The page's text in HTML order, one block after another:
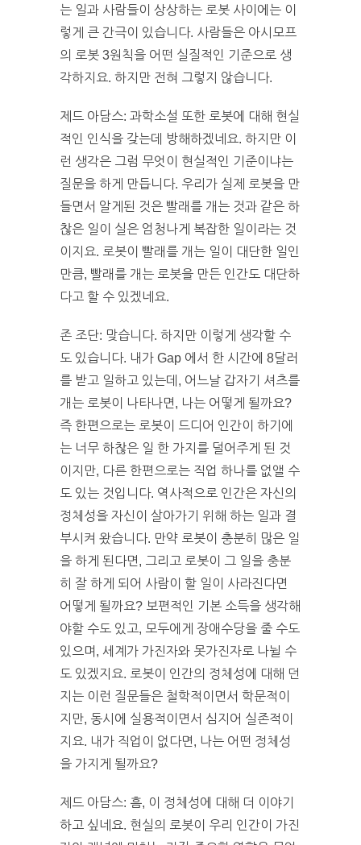
는 일과 사람들이 상상하는 로봇 사이에는 이
렇게 큰 간극이 있습니다. 사람들은 아시모프
의 로봇 3원칙을 어떤 실질적인 기준으로 생
각하지요. 하지만 전혀 그렇지 않습니다.
제드 아담스: 과학소설 또한 로봇에 대해 현실
적인 인식을 갖는데 방해하겠네요. 하지만 이
런 생각은 그럼 무엇이 현실적인 기준이냐는
질문을 하게 만듭니다. 우리가 실제 로봇을 만
들면서 알게된 것은 빨래를 개는 것과 같은 하
찮은 일이 실은 엄청나게 복잡한 일이라는 것
이지요. 로봇이 빨래를 개는 일이 대단한 일인
만큼, 빨래를 개는 로봇을 만든 인간도 대단하
다고 할 수 있겠네요.
존 조단: 맞습니다. 하지만 이렇게 생각할 수
도 있습니다. 내가 Gap 에서 한 시간에 8달러
를 받고 일하고 있는데, 어느날 갑자기 셔츠를
개는 로봇이 나타나면, 나는 어떻게 될까요?
즉 한편으로는 로봇이 드디어 인간이 하기에
는 너무 하찮은 일 한 가지를 덜어주게 된 것
이지만, 다른 한편으로는 직업 하나를 없앨 수
도 있는 것입니다. 역사적으로 인간은 자신의
정체성을 자신이 살아가기 위해 하는 일과 결
부시켜 왔습니다. 만약 로봇이 충분히 많은 일
을 하게 된다면, 그리고 로봇이 그 일을 충분
히 잘 하게 되어 사람이 할 일이 사라진다면
어떻게 될까요? 보편적인 기본 소득을 생각해
야할 수도 있고, 모두에게 장애수당을 줄 수도
있으며, 세계가 가진자와 못가진자로 나뉠 수
도 있겠지요. 로봇이 인간의 정체성에 대해 던
지는 이런 질문들은 철학적이면서 학문적이
지만, 동시에 실용적이면서 심지어 실존적이
지요. 내가 직업이 없다면, 나는 어떤 정체성
을 가지게 될까요?
제드 아담스: 흠, 이 정체성에 대해 더 이야기
하고 싶네요. 현실의 로봇이 우리 인간이 가진